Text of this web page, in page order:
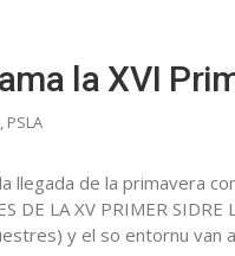
la XVI
, PSLA
llegada de la primavera
DE LA XV PRIMER
y el so entornu van